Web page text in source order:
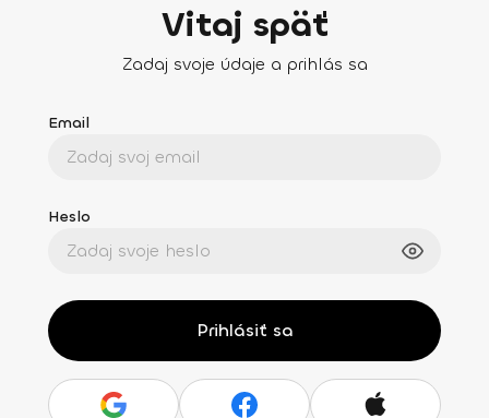
Vitaj späť
Zadaj svoje údaje a prihlás sa
Email
Heslo
Prihlásiť sa